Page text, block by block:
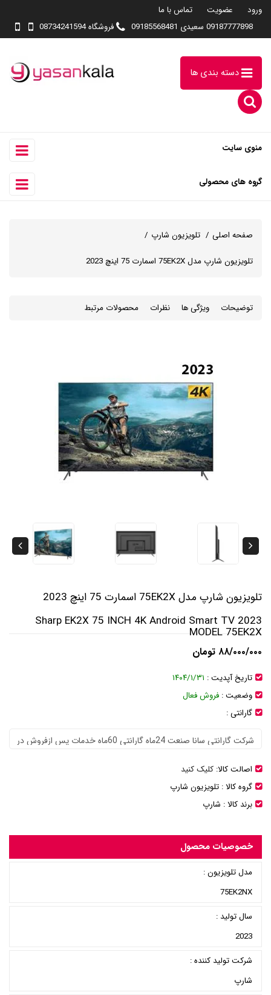
ورود عضویت
تماس با ما
09187777898 سعیدی 09185568481
فروشگاه 08734241594
دسته بندی ها
منوی سایت
گروه های محصولی
صفحه اصلی تلویزیون شارپ
تلویزیون شارپ مدل 75EK2X اسمارت 75 اینچ 2023
توضیحات ویژگی ها نظرات محصولات مرتبط
تلویزیون شارپ مدل 75EK2X اسمارت 75 اینچ 2023
Sharp EK2X 75 INCH 4K Android Smart TV 2023
MODEL 75EK2X
۸۸/۰۰۰/۰۰۰ تومان
تاریخ آپدیت : ۱۴۰۴/۱/۳۱
وضعیت : فروش فعال
گارانتی :
اصالت کالا: کلیک کنید
گروه کالا : تلویزیون شارپ
برند کالا : شارپ
خصوصیات محصول
مدل تلویزیون :
75EK2NX
سال تولید :
2023
شرکت تولید کننده :
شارپ